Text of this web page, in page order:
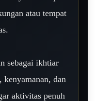
atau tempat
sebagai ikhtiar
kenyamanan, dan
aktivitas penuh